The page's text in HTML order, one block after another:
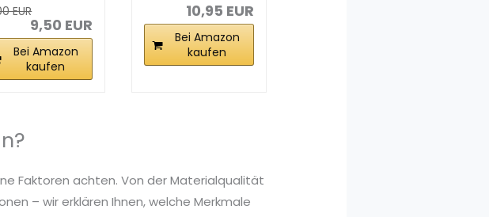
EUR
9,50 EUR
Bei Amazon
kaufen
10,95 EUR
Bei Amazon
kaufen
Faktoren achten. Von der Materialqualität
– wir erklären Ihnen, welche Merkmale